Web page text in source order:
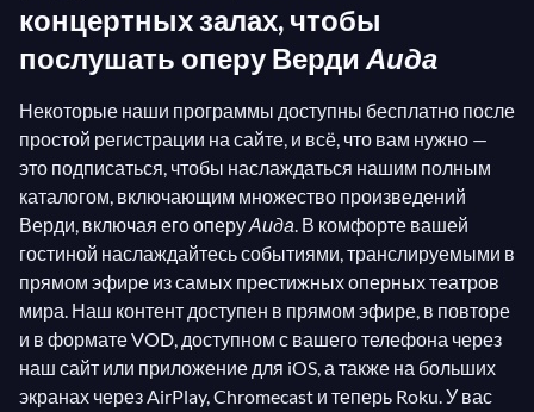
концертных залах, чтобы
послушать оперу Верди Аида
Некоторые наши программы доступны бесплатно после
простой регистрации на сайте, и всё, что вам нужно —
это подписаться, чтобы наслаждаться нашим полным
каталогом, включающим множество произведений
Верди, включая его оперуАида. В комфорте вашей
гостиной наслаждайтесь событиями, транслируемыми в
прямом эфире из самых престижных оперных театров
мира. Наш контент доступен в прямом эфире, в повторе
и в формате VOD, доступном с вашего телефона через
наш сайт или приложение для iOS, а также на больших
экранах через AirPlay, Chromecast и теперь Roku. У вас